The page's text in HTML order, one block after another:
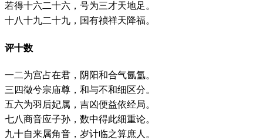
若得十六二十六，号为三才天地足。
十八十九二十九，国有祯祥天降福。
评十数
一二为宫占在君，阴阳和合气氤氲。
三四徵兮宗庙尊，和与不和细区分。
五六为羽后妃属，吉凶便益依经局。
七八商音应子孙，数中得此细重论。
九十自来属角音，岁计临之算庶人。